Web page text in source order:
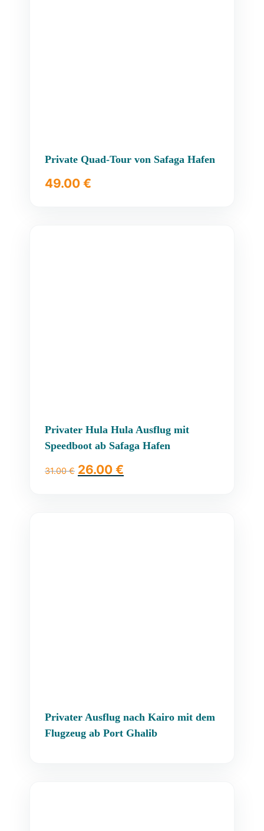
Private Quad-Tour von Safaga Hafen
49.00 €
Privater Hula Hula Ausflug mit
Speedboot ab Safaga Hafen
31.00€ 26.00 €
Privater Ausflug nach Kairo mit dem
Flugzeug ab Port Ghalib